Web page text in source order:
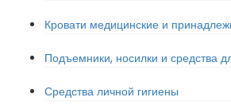
Кровати медицинские и
Подъемники, носилки и средства
Средства личной гигиены